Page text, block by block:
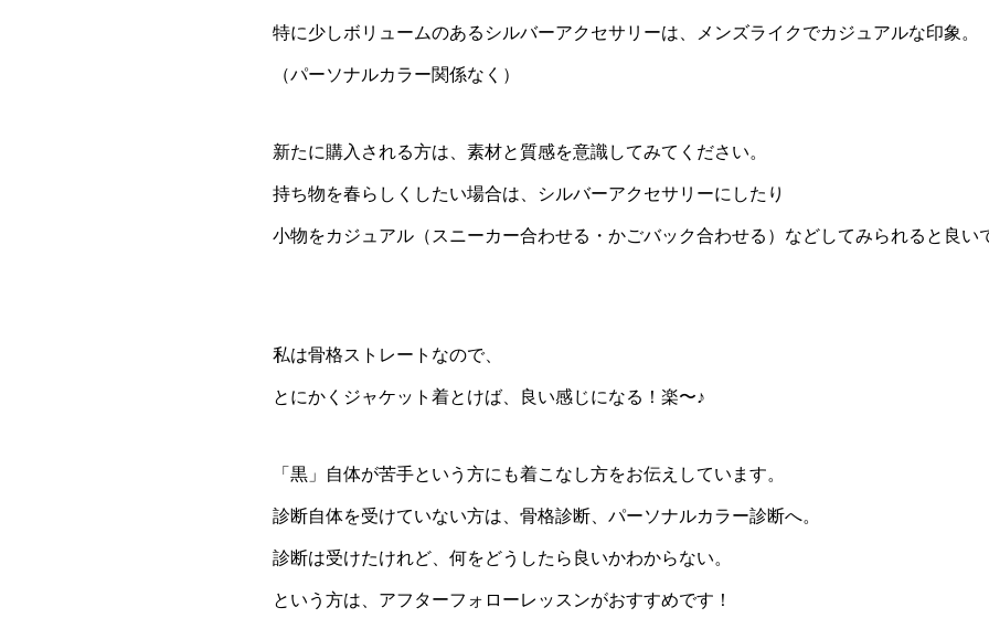
特に少しボリュームのあるシルバーアクセサリーは、メンズライクでカジュアルな印象。
（パーソナルカラー関係なく）
新たに購入される方は、素材と質感を意識してみてください。
持ち物を春らしくしたい場合は、シルバーアクセサリーにしたり
小物をカジュアル（スニーカー合わせる・かごバック合わせる）などしてみられると良い
私は骨格ストレートなので、
とにかくジャケット着とけば、良い感じになる！楽〜♪
「黒」自体が苦手という方にも着こなし方をお伝えしています。
診断自体を受けていない方は、骨格診断、パーソナルカラー診断へ。
診断は受けたけれど、何をどうしたら良いかわからない。
という方は、アフターフォローレッスンがおすすめです！